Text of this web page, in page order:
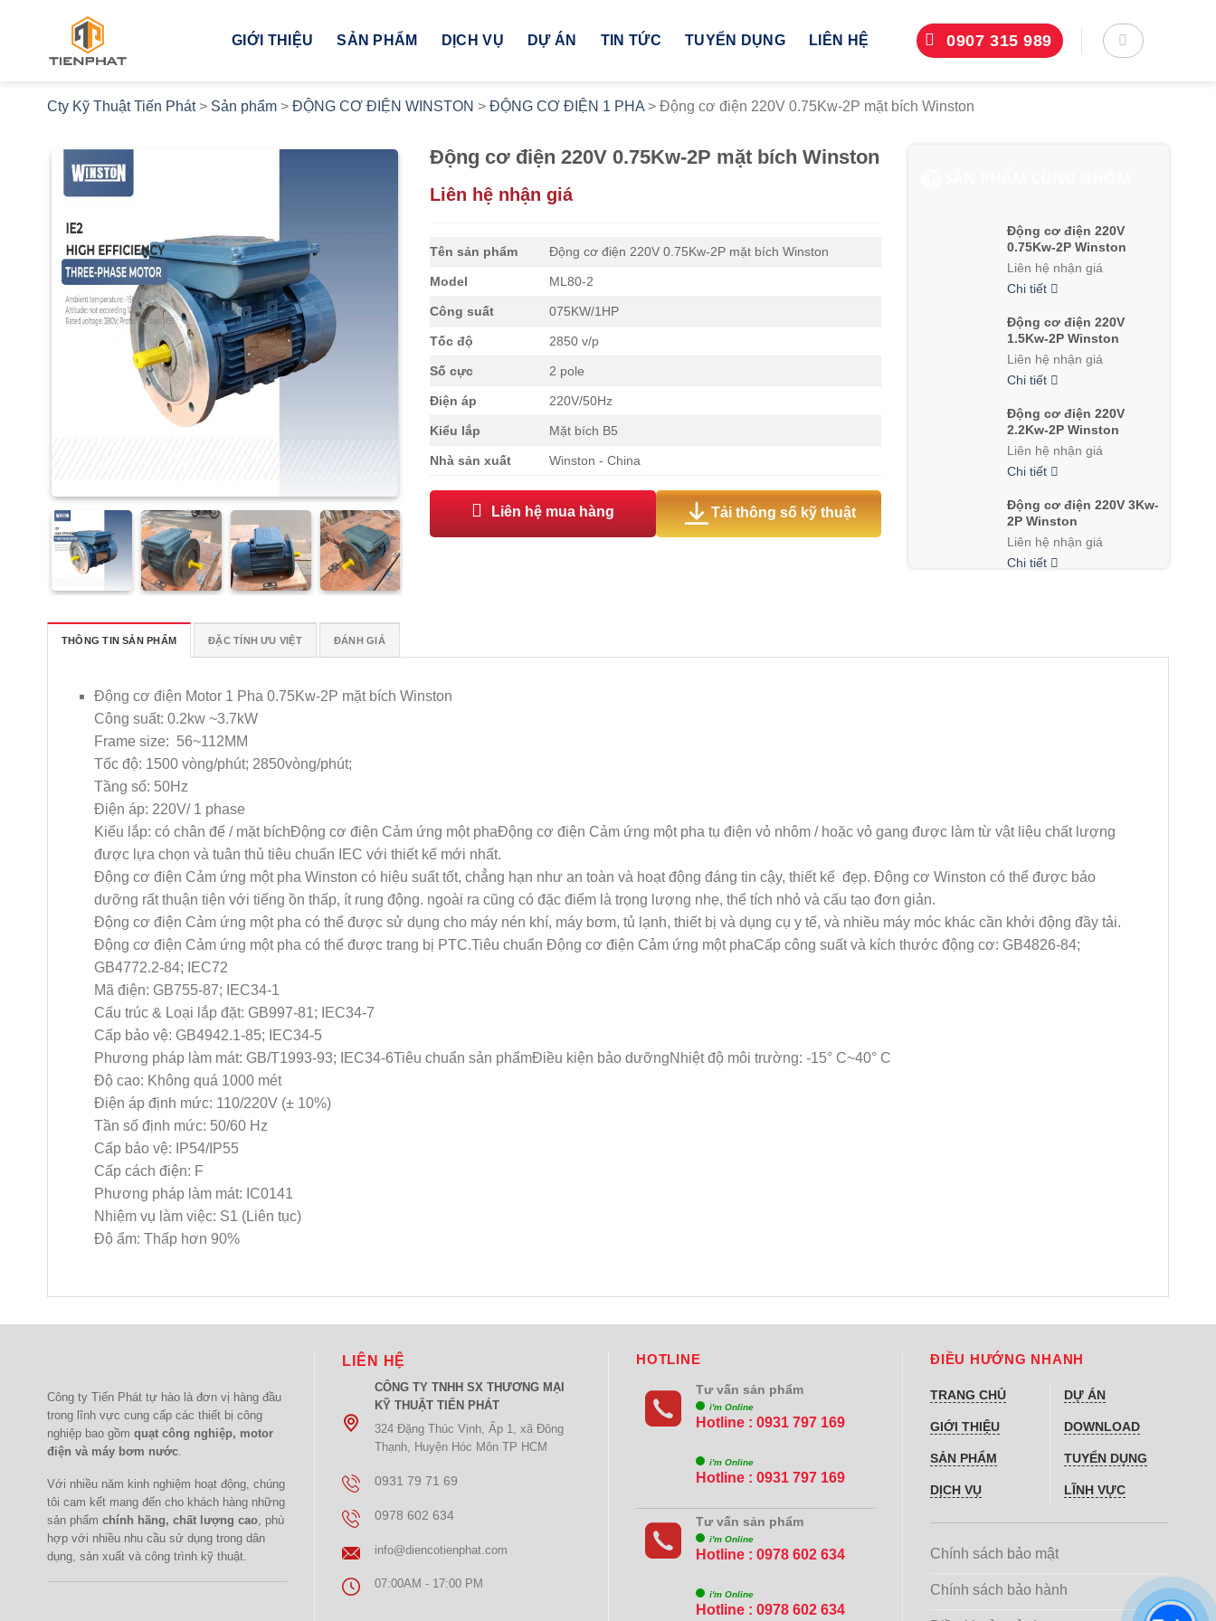
GIỚI THIỆU SẢN PHẨM DỊCH VỤ DỰ ÁN TIN TỨC TUYỂN DỤNG LIÊN HỆ 0907 315 989
Cty Kỹ Thuật Tiến Phát> Sản phẩm > ĐỘNG CƠ ĐIỆN WINSTON > ĐỘNG CƠ ĐIỆN 1 PHA > Động cơ điện 220V 0.75Kw-2P mặt bích Winston
Động cơ điện 220V 0.75Kw-2P mặt bích Winston
Liên hệ nhận giá
Tên sản phẩm Động cơ điện 220V 0.75Kw-2P mặt bích Winston
Model ML80-2
Công suất 075KW/1HP
Tốc độ 2850 v/p
Số cực 2 pole
Điện áp 220V/50Hz
Kiểu lắp Mặt bích B5
Nhà sản xuất Winston - China
Liên hệ mua hàng Tải thông số kỹ thuật
Động cơ điện 220V
0.75Kw-2P Winston
Liên hệ nhận giá
Chi tiết
Động cơ điện 220V
1.5Kw-2P Winston
Liên hệ nhận giá
Chi tiết
Động cơ điện 220V
2.2Kw-2P Winston
Liên hệ nhận giá
Chi tiết
Động cơ điện 220V 3Kw-
2P Winston
Liên hệ nhận giá
Chi tiết
THÔNG TIN SẢN PHẨM ĐẶC TÍNH ƯU VIỆT ĐÁNH GIÁ
Động cơ điện Motor 1 Pha 0.75Kw-2P mặt bích Winston
Công suất: 0.2kw ~3.7kW
Frame size: 56~112MM
Tốc độ: 1500 vòng/phút; 2850vòng/phút;
Tầng số: 50Hz
Điện áp: 220V/ 1 phase
Kiểu lắp: có chân đế / mặt bíchĐộng cơ điện Cảm ứng một phaĐộng cơ điện Cảm ứng một pha tụ điện vỏ nhôm / hoặc vỏ gang được làm từ vật liệu chất lượng
được lựa chọn và tuân thủ tiêu chuẩn IEC với thiết kế mới nhất.
Động cơ điện Cảm ứng một pha Winston có hiệu suất tốt, chẳng hạn như an toàn và hoạt động đáng tin cậy, thiết kế đẹp. Động cơ Winston có thể được bảo
dưỡng rất thuận tiện với tiếng ồn thấp, ít rung động. ngoài ra cũng có đặc điểm là trọng lượng nhẹ, thể tích nhỏ và cấu tạo đơn giản.
Động cơ điện Cảm ứng một pha có thể được sử dụng cho máy nén khí, máy bơm, tủ lạnh, thiết bị và dụng cụ y tế, và nhiều máy móc khác cần khởi động đầy tải.
Động cơ điện Cảm ứng một pha có thể được trang bị PTC.Tiêu chuẩn Động cơ điện Cảm ứng một phaCấp công suất và kích thước động cơ: GB4826-84;
GB4772.2-84; IEC72
Mã điện: GB755-87; IEC34-1
Cấu trúc & Loại lắp đặt: GB997-81; IEC34-7
Cấp bảo vệ: GB4942.1-85; IEC34-5
Phương pháp làm mát: GB/T1993-93; IEC34-6Tiêu chuẩn sản phẩmĐiều kiện bảo dưỡngNhiệt độ môi trường: -15° C~40° C
Độ cao: Không quá 1000 mét
Điện áp định mức: 110/220V (± 10%)
Tần số định mức: 50/60 Hz
Cấp bảo vệ: IP54/IP55
Cấp cách điện: F
Phương pháp làm mát: IC0141
Nhiệm vụ làm việc: S1 (Liên tục)
Độ ẩm: Thấp hơn 90%
Công ty Tiến Phát tự hào là đơn vị hàng đầu
trong lĩnh vực cung cấp các thiết bị công
nghiệp bao gồm quạt công nghiệp, motor
điện và máy bơm nước
Với nhiều năm kinh nghiệm hoạt động, chúng
tôi cam kết mang đến cho khách hàng những
sản phẩm chính hãng, chất lượng cao, phù
hợp với nhiều nhu cầu sử dụng trong dân
dụng, sản xuất và công trình kỹ thuật.
LIÊN HỆ
CÔNG TY TNHH SX THƯƠNG MẠI
KỸ THUẬT TIẾN PHÁT
324 Đặng Thúc Vịnh, Ấp 1, xã Đông
Thạnh, Huyện Hóc Môn TP HCM
0931 79 71 69
0978 602 634
info@diencotienphat.com
07:00AM - 17:00 PM
HOTLINE
Tư vấn sản phẩm
i'm Online
Hotline : 0931 797 169
i'm Online
Hotline : 0931 797 169
Tư vấn sản phẩm
i'm Online
Hotline : 0978 602 634
i'm Online
Hotline : 0978 602 634
ĐIỀU HƯỚNG NHANH
TRANG CHỦ
GIỚI THIỆU
SẢN PHẨM
DỊCH VỤ
DỰ ÁN
DOWNLOAD
TUYỂN DỤNG
LĨNH VỰC
Chính sách bảo mật
Chính sách bảo hành